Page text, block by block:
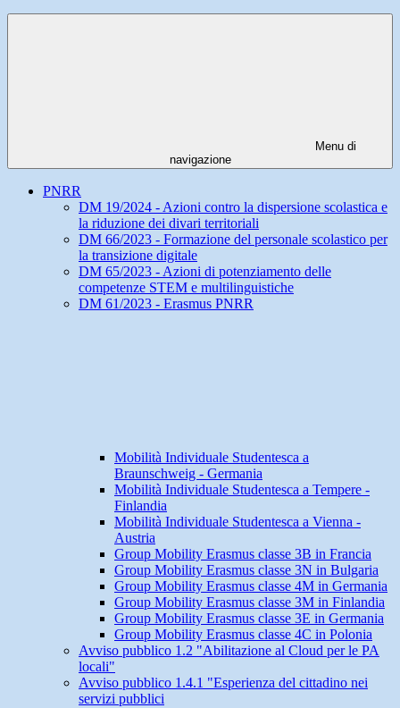
Menu di
navigazione
PNRR
DM 19/2024 - Azioni contro la dispersione scolastica e
la riduzione dei divari territoriali
DM 66/2023 - Formazione del personale scolastico per
la transizione digitale
DM 65/2023 - Azioni di potenziamento delle
competenze STEM e multilinguistiche
DM 61/2023 - Erasmus PNRR
Mobilità Individuale Studentesca a
Braunschweig - Germania
Mobilità Individuale Studentesca a Tempere -
Finlandia
Mobilità Individuale Studentesca a Vienna -
Austria
Group Mobility Erasmus classe 3B in Francia
Group Mobility Erasmus classe 3N in Bulgaria
Group Mobility Erasmus classe 4M in Germania
Group Mobility Erasmus classe 3M in Finlandia
Group Mobility Erasmus classe 3E in Germania
Group Mobility Erasmus classe 4C in Polonia
Avviso pubblico 1.2 "Abilitazione al Cloud per le PA
locali"
Avviso pubblico 1.4.1 "Esperienza del cittadino nei
servizi pubblici